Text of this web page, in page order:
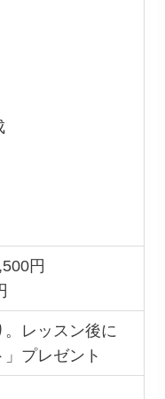
円
レッスン後に
」プレゼント